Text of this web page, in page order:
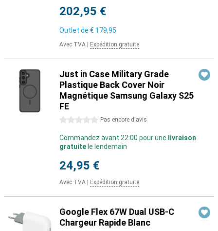
202,95 €
Outlet de € 179,95
Avec TVA Expédition gratuite
Just in Case Military Grade
Plastique Back Cover Noir
Magnétique Samsung Galaxy S25
FE
0 étoiles Pas encore d'avis
Commandez avant 22:00 pour une livraison
gratuite le lendemain
24,95 €
Avec TVA Expédition gratuite
Google Flex 67W Dual USB-C
Chargeur Rapide Blanc